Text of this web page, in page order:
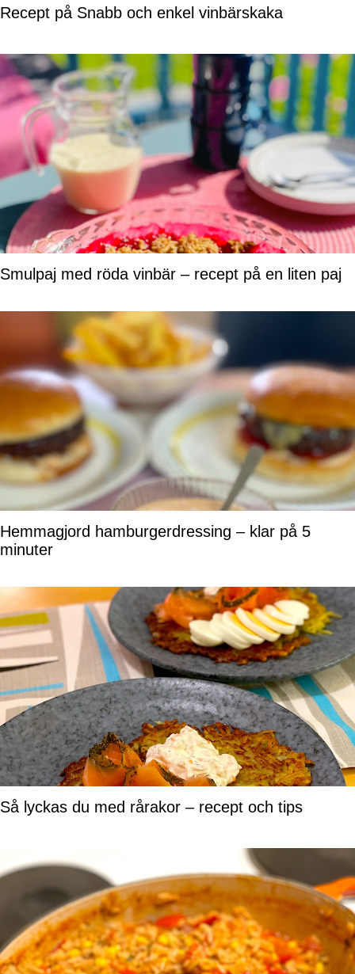
Recept på Snabb och enkel vinbärskaka
Smulpaj med röda vinbär – recept på en liten paj
Hemmagjord hamburgerdressing – klar på 5
minuter
Så lyckas du med rårakor – recept och tips